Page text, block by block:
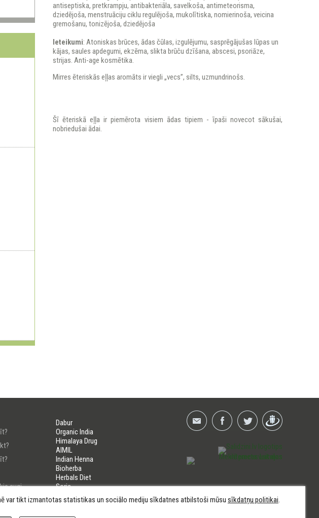
antiseptiska, pretkrampju, antibakteriāla, savelkoša, antimeteorisma,
dziedējoša, menstruāciju ciklu regulējoša, mukolītiska, nomierinoša, veicina
gremošanu, tonizējoša, dziedējoša
Ieteikumi: Atoniskas brūces, ādas čūlas, izgulējumu, sasprēgājušas lūpas un
kājas, saules apdegumi, ekzēma, slikta brūču dzīšana, abscesi, psoriāze,
strijas. Anti-age kosmētika.
Mirres ēteriskās eļļas aromāts ir viegli „vecs”, silts, uzmundrinošs.
Šī ēteriskā eļļa ir piemērota visiem ādas tipiem - īpaši novecot sākušai,
nobriedušai ādai.
augi
Došu
Dabur
Organic India
Himalaya Drug
AIMIL
Indian Henna
Bioherba
Herbals Diet
Soria
LIFELINES
var tikt izmantotas statistikas un sociālo mediju sīkdatnes atbilstoši mūsu sīkdatņu politikai